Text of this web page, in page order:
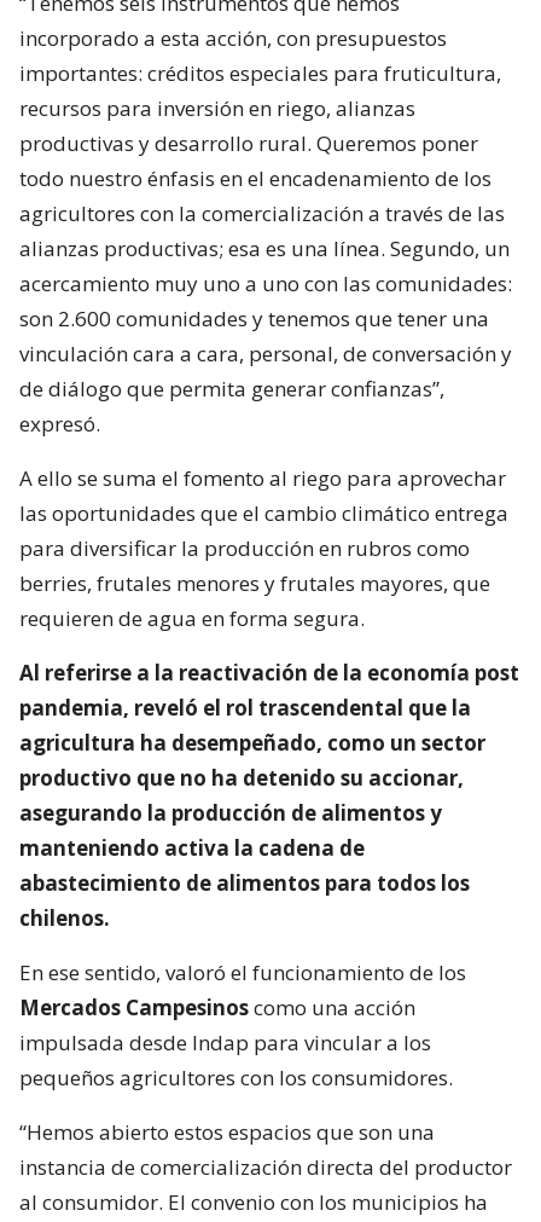
incorporado a esta acción, con presupuestos
importantes: créditos especiales para fruticultura,
recursos para inversión en riego, alianzas
productivas y desarrollo rural. Queremos poner
todo nuestro énfasis en el encadenamiento de los
agricultores con la comercialización a través de las
alianzas productivas; esa es una línea. Segundo, un
acercamiento muy uno a uno con las comunidades:
son 2.600 comunidades y tenemos que tener una
vinculación cara a cara, personal, de conversación y
de diálogo que permita generar confianzas”,
expresó.
A ello se suma el fomento al riego para aprovechar
las oportunidades que el cambio climático entrega
para diversificar la producción en rubros como
berries, frutales menores y frutales mayores, que
requieren de agua en forma segura.
Al referirse a la reactivación de la economía post
pandemia, reveló el rol trascendental que la
agricultura ha desempeñado, como un sector
productivo que no ha detenido su accionar,
asegurando la producción de alimentos y
manteniendo activa la cadena de
abastecimiento de alimentos para todos los
chilenos.
En ese sentido, valoró el funcionamiento de los
Mercados Campesinoscomo una acción
impulsada desde Indap para vincular a los
pequeños agricultores con los consumidores.
“Hemos abierto estos espacios que son una
instancia de comercialización directa del productor
al consumidor. El convenio con los municipios ha